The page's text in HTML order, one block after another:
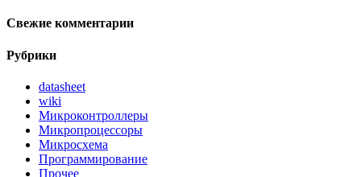
Свежие комментарии
Рубрики
datasheet
wiki
Микроконтроллеры
Микропроцессоры
Микросхема
Программирование
Прочее